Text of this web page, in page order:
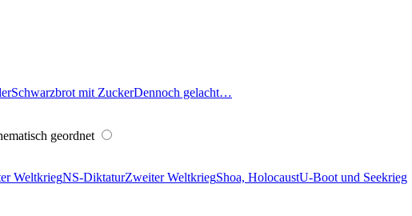
Schwarzbrot mit ZuckerDennoch gelacht…
geordnet
WeltkriegNS-DiktaturZweiter WeltkriegShoa, HolocaustU-Boot und Seekrieg